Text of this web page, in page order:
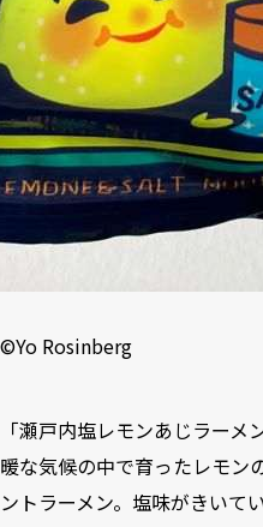
©️Yo Rosinberg
「瀬戸内塩レモンあじラー
暖な気候の中で育ったレモン
ントラーメン。塩味がきいて